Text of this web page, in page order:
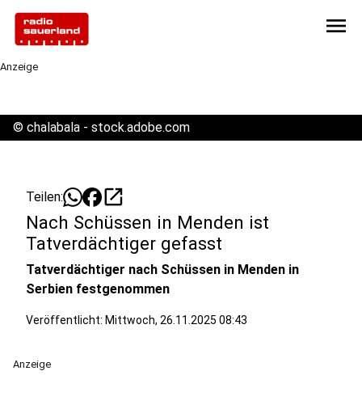
menu
Anzeige
© chalabala - stock.adobe.com
Teilen: open_in_new
Nach Schüssen in Menden ist
Tatverdächtiger gefasst
Tatverdächtiger nach Schüssen in Menden in
Serbien festgenommen
Veröffentlicht: Mittwoch, 26.11.2025 08:43
Anzeige